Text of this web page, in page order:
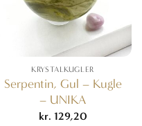
KRYSTALKUGLER
Serpentin, Gul – Kugle
– UNIKA
kr. 129,20